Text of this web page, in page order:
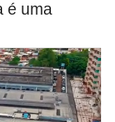
é uma